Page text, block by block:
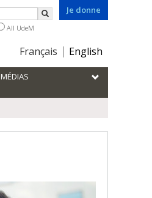
Je donne
Choix
la
langue
Français English
Search
All UdeM
MÉDIAS